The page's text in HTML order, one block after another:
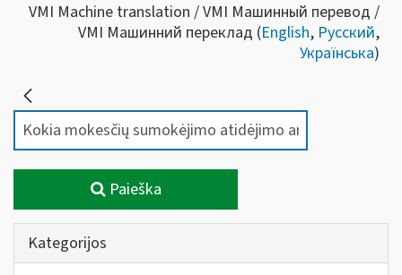
VMI Machine translation / VMI Машинный перевод /
VMI Машинний переклад (English, Русский,
Українська)
Paieška
Kategorijos